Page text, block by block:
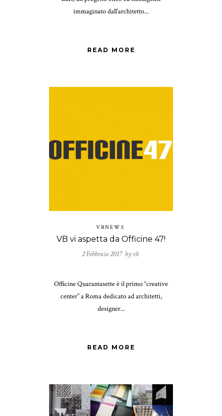
immaginato dall’architetto...
READ MORE
VBNEWS
VB vi aspetta da Officine 47!
2 Febbraio 2017 by vb
Officine Quarantasette è il primo “creative
center” a Roma dedicato ad architetti,
designer...
READ MORE